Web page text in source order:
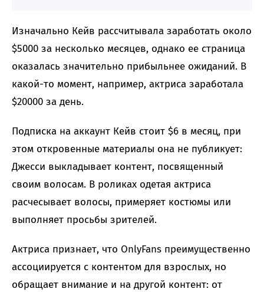
Изначально Кейв рассчитывала заработать около
$5000 за несколько месяцев, однако ее страница
оказалась значительно прибыльнее ожиданий. В
какой-то момент, например, актриса заработала
$20000 за день.
Подписка на аккаунт Кейв стоит $6 в месяц, при
этом откровенные материалы она не публикует:
Джесси выкладывает контент, посвященный
своим волосам. В роликах одетая актриса
расчесывает волосы, примеряет костюмы или
выполняет просьбы зрителей.
Актриса признает, что OnlyFans преимущественно
ассоциируется с контентом для взрослых, но
обращает внимание и на другой контент: от